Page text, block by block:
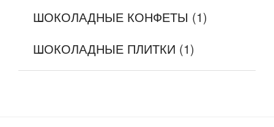
ШОКОЛАДНЫЕ КОНФЕТЫ (1)
ШОКОЛАДНЫЕ ПЛИТКИ (1)